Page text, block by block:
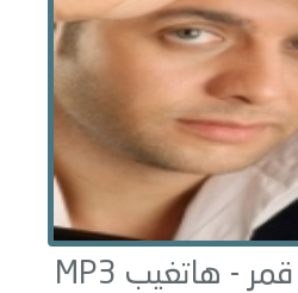
- هاتغيب MP3